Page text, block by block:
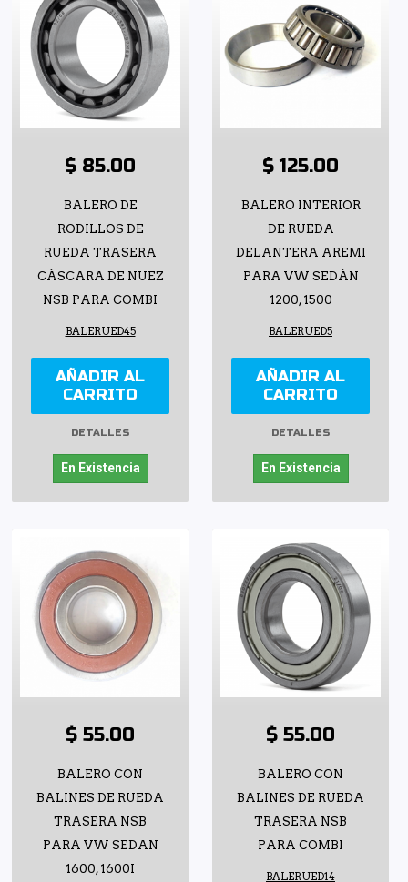
$ 85.00
BALERO DE
RODILLOS DE
RUEDA TRASERA
CÁSCARA DE NUEZ
NSB PARA COMBI
BALERUED45
AÑADIR AL
CARRITO
DETALLES
En Existencia
$ 125.00
BALERO INTERIOR
DE RUEDA
DELANTERA AREMI
PARA VW SEDÁN
1200, 1500
BALERUED5
AÑADIR AL
CARRITO
DETALLES
En Existencia
$ 55.00
BALERO CON
BALINES DE RUEDA
TRASERA NSB
PARA VW SEDAN
1600, 1600I
$ 55.00
BALERO CON
BALINES DE RUEDA
TRASERA NSB
PARA COMBI
BALERUED14